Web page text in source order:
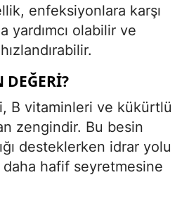
enfeksiyonlara karşı
yardımcı olabilir ve
DEĞERI?
B vitaminleri ve kükürtlü
zengindir. Bu besin
desteklerken idrar yolu
daha hafif seyretmesine